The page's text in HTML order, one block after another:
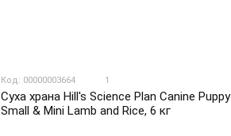
Код: 00000003664 1
Суха храна Hill's Science Plan Canine Puppy
Small & Mini Lamb and Rice, 6 кг